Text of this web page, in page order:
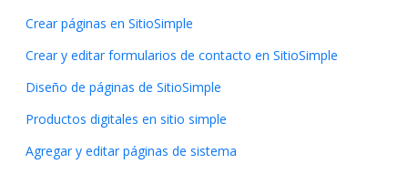
Crear páginas en SitioSimple
Crear y editar formularios de contacto en SitioSimple
Diseño de páginas de SitioSimple
Productos digitales en sitio simple
Agregar y editar páginas de sistema